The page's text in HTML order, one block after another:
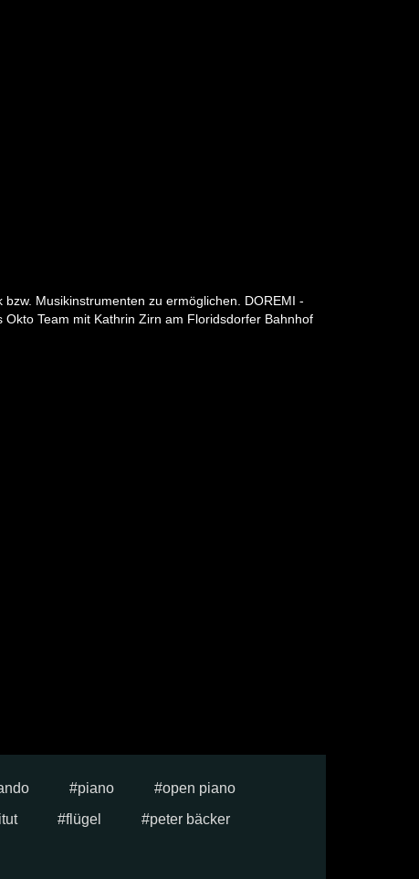
Musikinstrumenten zu ermöglichen. DOREMI -
Team mit Kathrin Zirn am Floridsdorfer Bahnhof
piano
open piano
flügel
peter bäcker